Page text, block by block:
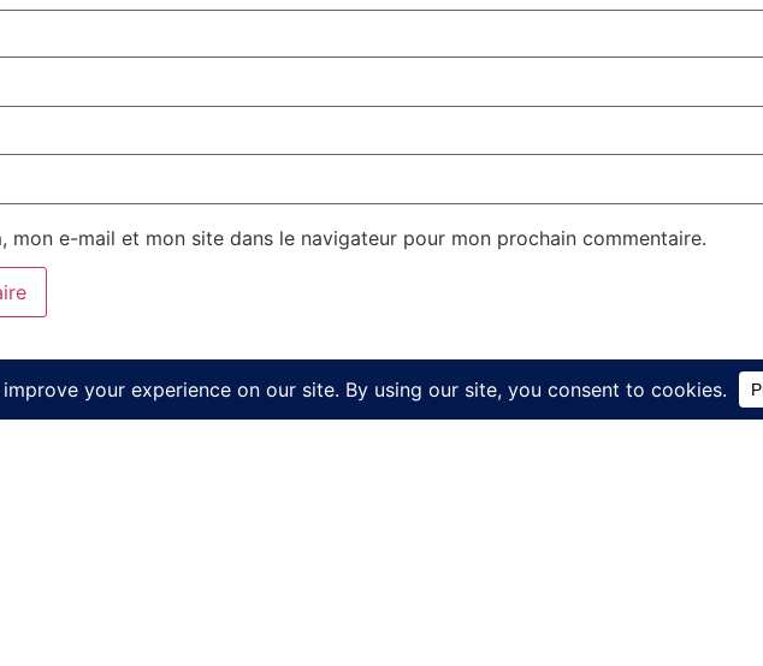
mon e-mail et mon site dans le navigateur pour mon prochain commentaire.
Liens Utiles Liens Utiles